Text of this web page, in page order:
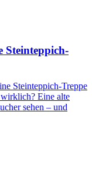
Steinteppich-
Steinteppich-Treppe
Eine alte
sehen – und